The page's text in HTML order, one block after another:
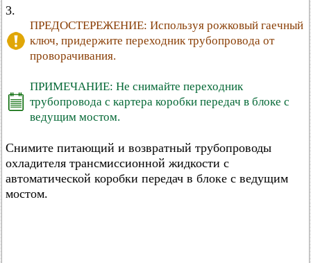
3.
ПРЕДОСТЕРЕЖЕНИЕ: Используя рожковый гаечный
ключ, придержите переходник трубопровода от
проворачивания.
ПРИМЕЧАНИЕ: Не снимайте переходник
трубопровода с картера коробки передач в блоке с
ведущим мостом.
Снимите питающий и возвратный трубопроводы
охладителя трансмиссионной жидкости с
автоматической коробки передач в блоке с ведущим
мостом.